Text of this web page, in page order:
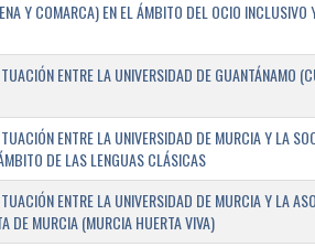
Y COMARCA) EN EL ÁMBITO DEL OCIO
ENTRE LA UNIVERSIDAD DE GUANTÁNAMO
ENTRE LA UNIVERSIDAD DE MURCIA Y LA
DE LAS LENGUAS CLÁSICAS
ENTRE LA UNIVERSIDAD DE MURCIA Y LA
DE MURCIA (MURCIA HUERTA VIVA)